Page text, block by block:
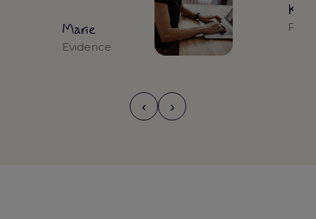
Marie
Evidence
‹ ›